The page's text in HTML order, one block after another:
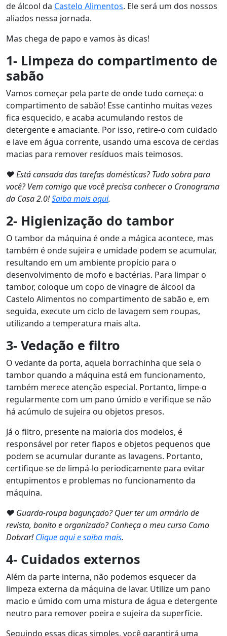
de álcool da Castelo Alimentos. Ele será um dos nossos
aliados nessa jornada.
Mas chega de papo e vamos às dicas!
1- Limpeza do compartimento de
sabão
Vamos começar pela parte de onde tudo começa: o
compartimento de sabão! Esse cantinho muitas vezes
fica esquecido, e acaba acumulando restos de
detergente e amaciante. Por isso, retire-o com cuidado
e lave em água corrente, usando uma escova de cerdas
macias para remover resíduos mais teimosos.
❤ Está cansada das tarefas domésticas? Tudo sobra para
você? Vem comigo que você precisa conhecer o Cronograma
da Casa 2.0!Saiba mais aqui.
2- Higienização do tambor
O tambor da máquina é onde a mágica acontece, mas
também é onde sujeira e umidade podem se acumular,
resultando em um ambiente propício para o
desenvolvimento de mofo e bactérias. Para limpar o
tambor, coloque um copo de vinagre de álcool da
Castelo Alimentos no compartimento de sabão e, em
seguida, execute um ciclo de lavagem sem roupas,
utilizando a temperatura mais alta.
3- Vedação e filtro
O vedante da porta, aquela borrachinha que sela o
tambor quando a máquina está em funcionamento,
também merece atenção especial. Portanto, limpe-o
regularmente com um pano úmido e verifique se não
há acúmulo de sujeira ou objetos presos.
Já o filtro, presente na maioria dos modelos, é
responsável por reter fiapos e objetos pequenos que
podem se acumular durante as lavagens. Portanto,
certifique-se de limpá-lo periodicamente para evitar
entupimentos e problemas no funcionamento da
máquina.
❤ Guarda-roupa bagunçado? Quer ter um armário de
revista, bonito e organizado? Conheça o meu curso Como
Dobrar!Clique aqui e saiba mais.
4- Cuidados externos
Além da parte interna, não podemos esquecer da
limpeza externa da máquina de lavar. Utilize um pano
macio e úmido com uma mistura de água e detergente
neutro para remover poeira e sujeira da superfície.
Seguindo essas dicas simples, você garantirá uma